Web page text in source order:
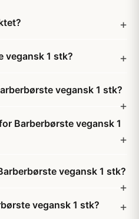
vegansk 1 stk?
vegansk 1 stk?
Barberbørste vegansk 1
vegansk 1 stk?
vegansk 1 stk?